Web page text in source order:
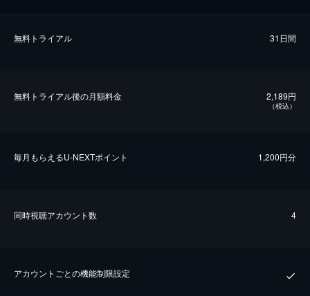
無料トライアル 31日間
無料トライアル後の⽉額料金 2,189円
（税込）
毎⽉もらえるU-NEXTポイント 1,200円分
同時視聴アカウント数 4
アカウントごとの機能制限設定